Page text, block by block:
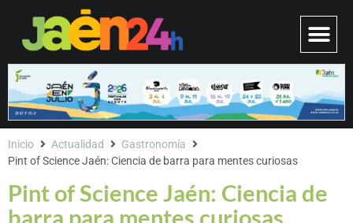
Pint of Science Jaén: Ciencia de
barra para mentes curiosas
Inicio Actualidad
Gastronomía
Pint of Science Jaén: Ciencia de barra para mentes curiosas